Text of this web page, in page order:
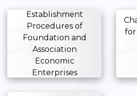
Establishment
Procedures of
Foundation and
Association
Economic
Enterprises
for